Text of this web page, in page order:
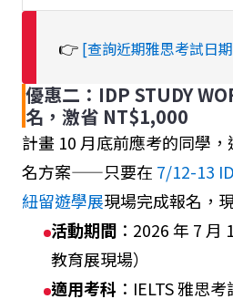
👉 [查詢近期雅思考試日
優惠二：IDP STUDY
名，激省 NT$1,000
計畫 10 月底前應考的同學
名方案——只要在 7/12-13
紐留遊學展現場完成報名，
活動期間 ：2026 年 7 月
教育展現場）
適用考科 ：IELTS 雅思